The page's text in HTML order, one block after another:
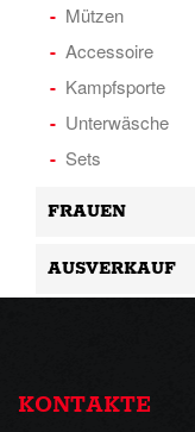
Mützen
Accessoire
Kampfsporte
Unterwäsche
Sets
FRAUEN
AUSVERKAUF
KONTAKTE